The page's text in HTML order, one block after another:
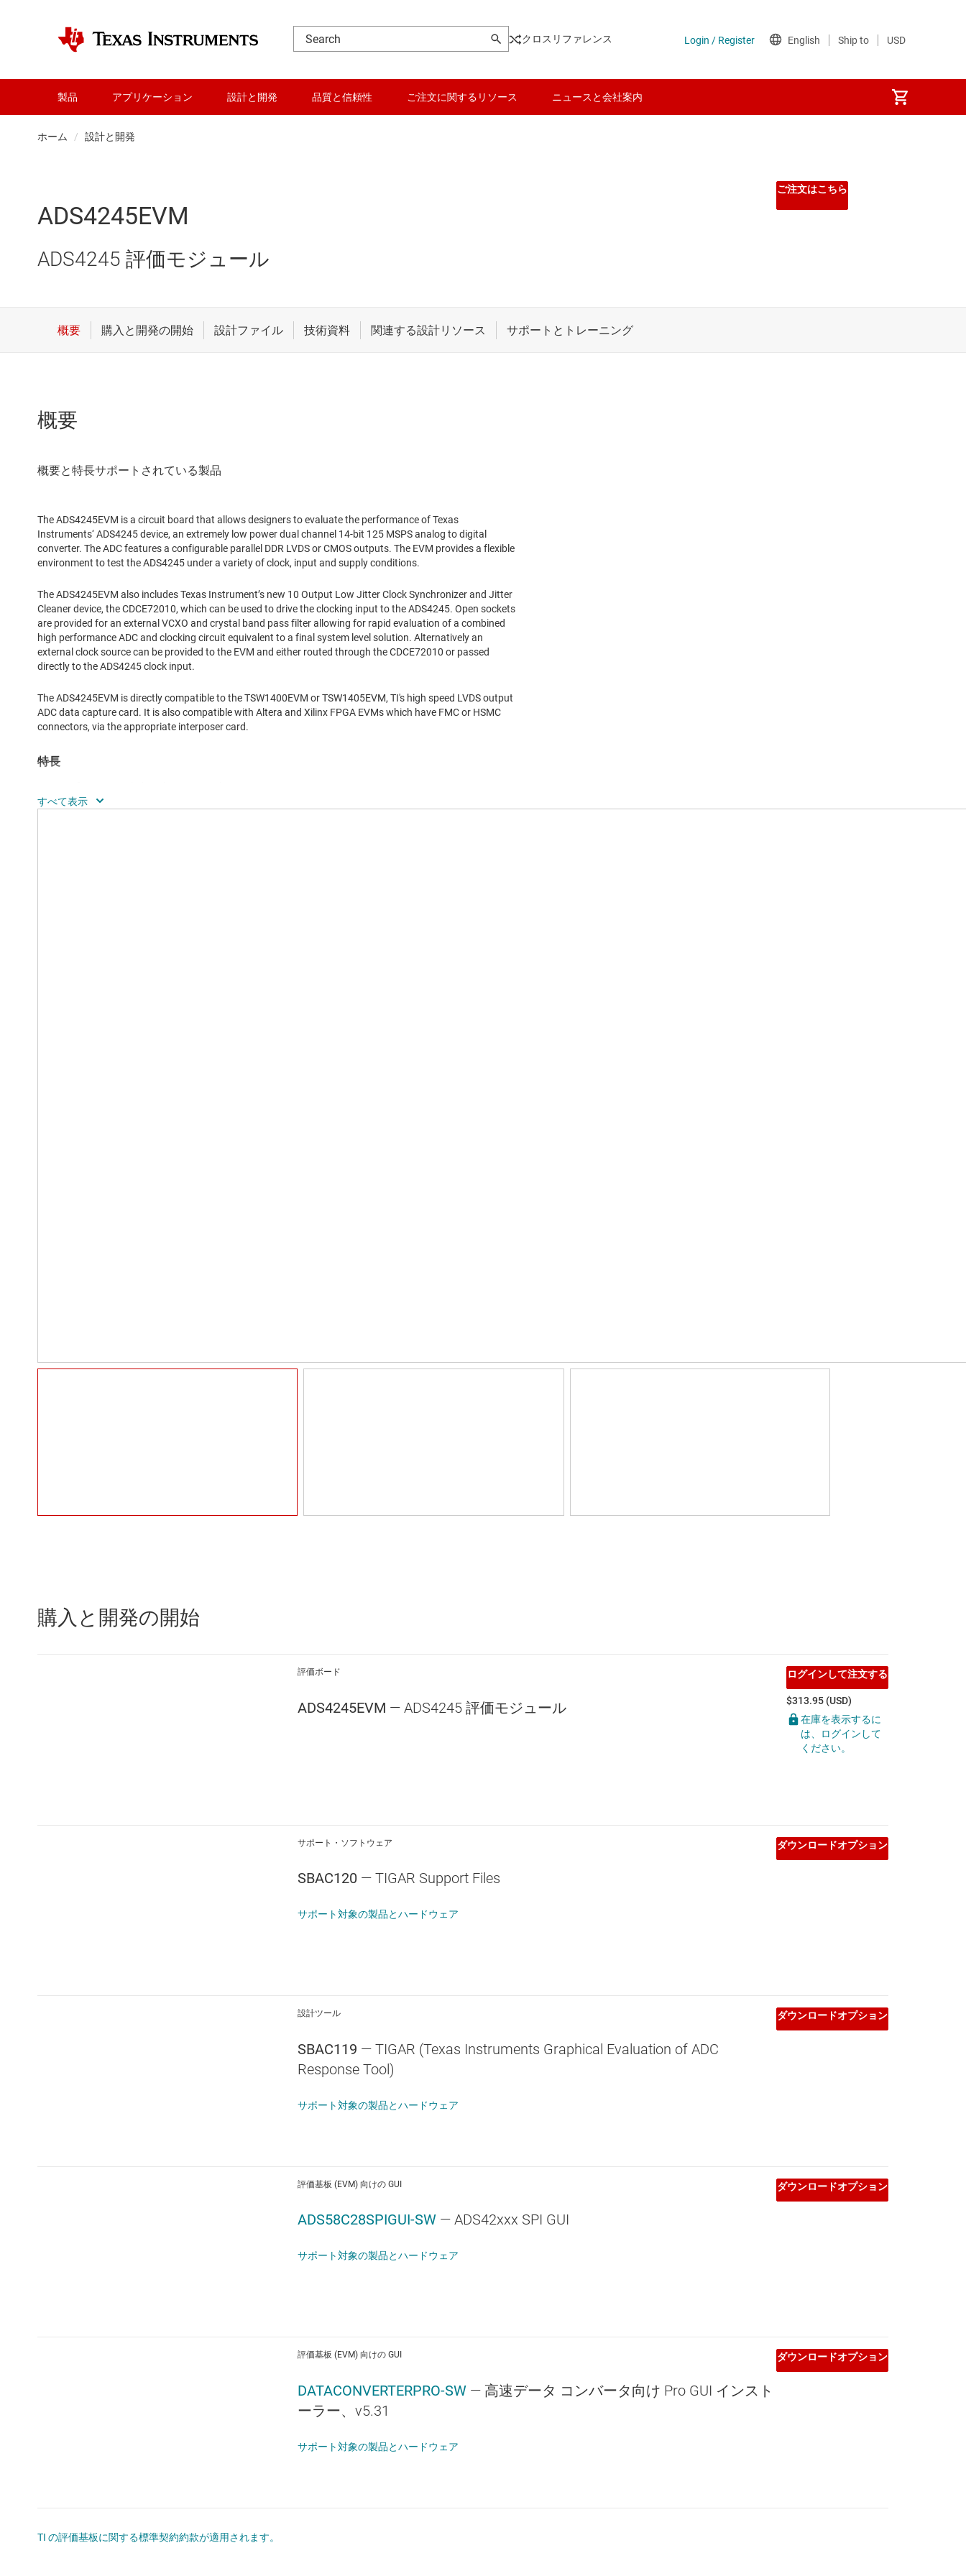
クロスリファレンス
製品 アプリケーション 設計と開発 品質と信頼性 ご注文に関するリソース ニュースと会社案内
ホーム 設計と開発
ADS4245EVM
ADS4245 評価モジュール
ご注文はこちら
概要
The ADS4245EVM is a circuit board that allows designers to evaluate the performance of Texas
Instruments‘ ADS4245 device, an extremely low power dual channel 14-bit 125 MSPS analog to digital
converter. The ADC features a configurable parallel DDR LVDS or CMOS outputs. The EVM provides a flexible
environment to test the ADS4245 under a variety of clock, input and supply conditions.
The ADS4245EVM also includes Texas Instrument’s new 10 Output Low Jitter Clock Synchronizer and Jitter
Cleaner device, the CDCE72010, which can be used to drive the clocking input to the ADS4245. Open sockets
are provided for an external VCXO and crystal band pass filter allowing for rapid evaluation of a combined
high performance ADC and clocking circuit equivalent to a final system level solution. Alternatively an
external clock source can be provided to the EVM and either routed through the CDCE72010 or passed
directly to the ADS4245 clock input.
The ADS4245EVM is directly compatible to the TSW1400EVM or TSW1405EVM, TI's high speed LVDS output
ADC data capture card. It is also compatible with Altera and Xilinx FPGA EVMs which have FMC or HSMC
connectors, via the appropriate interposer card.
特長
Amplifier path based on the THS4509
購入と開発の開始
評価ボード
ADS4245EVM — ADS4245 評価モジュール
ログインして注文する
$313.95 (USD)
在庫を表示するに
は、ログインして
ください。
サポート・ソフトウェア
SBAC120 — TIGAR Support Files
サポート対象の製品とハードウェア
ダウンロードオプション
設計ツール
SBAC119 — TIGAR (Texas Instruments Graphical Evaluation of ADC
Response Tool)
サポート対象の製品とハードウェア
ダウンロードオプション
評価基板 (EVM) 向けの GUI
ADS58C28SPIGUI-SW — ADS42xxx SPI GUI
サポート対象の製品とハードウェア
ダウンロードオプション
評価基板 (EVM) 向けの GUI
DATACONVERTERPRO-SW — 高速データ コンバータ向け Pro GUI インスト
ーラー、v5.31
サポート対象の製品とハードウェア
ダウンロードオプション
TI の評価基板に関する標準契約約款が適用されます。